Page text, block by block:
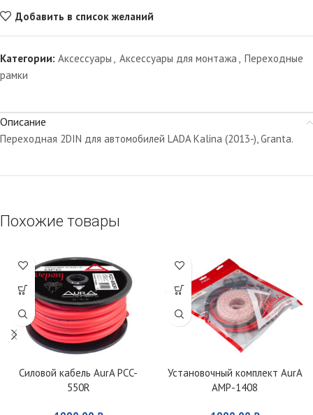
Добавить в список желаний
Категории: Аксессуары , Аксессуары для монтажа , Переходные
рамки
Описание
Переходная 2DIN для автомобилей LADA Kalina (2013-), Granta.
Похожие товары
Силовой кабель AurA PCC-
550R
Установочный комплект AurA
AMP-1408